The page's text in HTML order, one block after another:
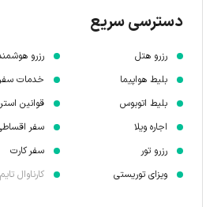
دسترسی سریع
رزرو هتل
بلیط هواپیما
بلیط اتوبوس
اجاره ویلا
رزرو تور
ویزای توریستی
رزرو
خدمات
قوانین
سفر
سفر کارت
کارناوال تایم